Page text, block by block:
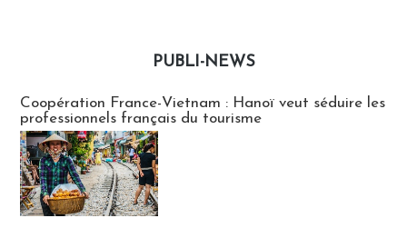
PUBLI-NEWS
Coopération France-Vietnam : Hanoï veut séduire les
professionnels français du tourisme